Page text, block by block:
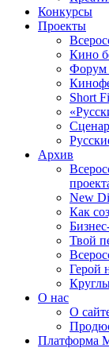
Конкурсы
Проекты
Кино
Форум
Short
Архив
New
Как
Твой
Герой
О нас
О
Платформа